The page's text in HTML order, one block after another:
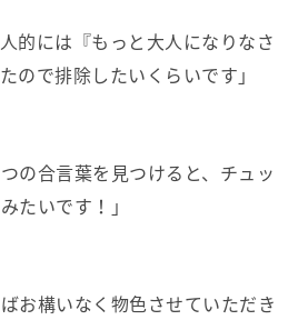
的には『もっと大人になりなさ
ので排除したいくらいです」
の合言葉を見つけると、チュッ
たいです！」
お構いなく物色させていただき